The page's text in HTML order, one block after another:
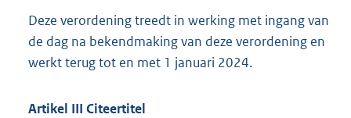
Deze verordening treedt in werking met ingang van
de dag na bekendmaking van deze verordening en
werkt terug tot en met 1 januari 2024.
Artikel III Citeertitel